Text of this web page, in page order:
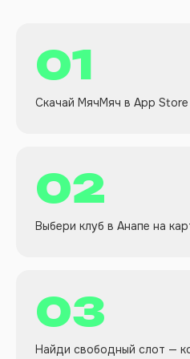
01
Скачай МячМяч в App
02
Выбери клуб в Анапе на
03
Найди свободный слот —